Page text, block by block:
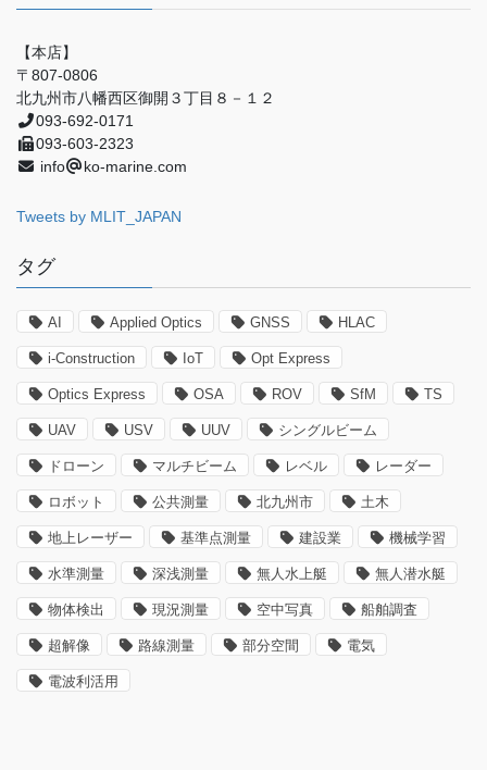
【本店】
〒807-0806
北九州市八幡西区御開３丁目８－１２
093-692-0171
093-603-2323
info
ko-marine.com
Tweets by MLIT_JAPAN
タグ
AI Applied Optics GNSS HLAC
i-Construction IoT Opt Express
Optics Express OSA ROV SfM TS
UAV USV UUV シングルビーム
ドローン マルチビーム レベル レーダー
ロボット 公共測量 北九州市 土木
地上レーザー 基準点測量 建設業 機械学習
水準測量 深浅測量 無人水上艇 無人潜水艇
物体検出 現況測量 空中写真 船舶調査
超解像 路線測量 部分空間 電気
電波利活用